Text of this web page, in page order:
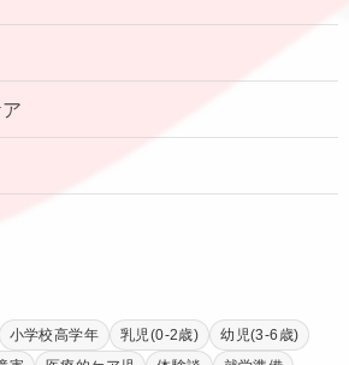
小学校高学年 乳児(0-2歳)
幼児(3-6歳)